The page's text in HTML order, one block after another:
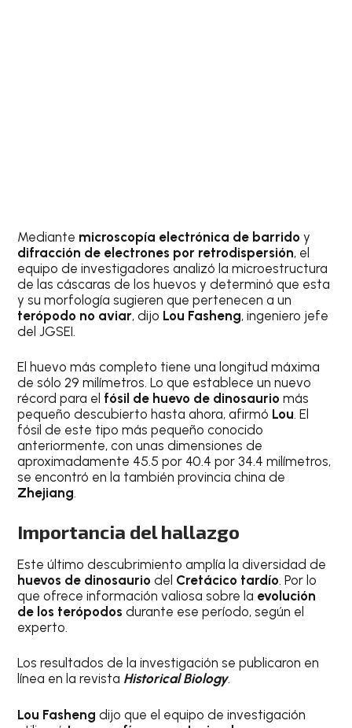
Mediante microscopía electrónica de barrido y
difracción de electrones por retrodispersión, el
equipo de investigadores analizó la microestructura
de las cáscaras de los huevos y determinó que esta
y su morfología sugieren que pertenecen a un
terópodo no aviar, dijo Lou Fasheng, ingeniero jefe
del JGSEI.
El huevo más completo tiene una longitud máxima
de sólo 29 milímetros. Lo que establece un nuevo
récord para el fósil de huevo de dinosaurio más
pequeño descubierto hasta ahora, afirmó Lou. El
fósil de este tipo más pequeño conocido
anteriormente, con unas dimensiones de
aproximadamente 45.5 por 40.4 por 34.4 milímetros,
se encontró en la también provincia china de
Zhejiang.
Importancia del hallazgo
Este último descubrimiento amplía la diversidad de
huevos de dinosaurio del Cretácico tardío. Por lo
que ofrece información valiosa sobre la evolución
de los terópodos durante ese período, según el
experto.
Los resultados de la investigación se publicaron en
línea en la revista Historical Biology.
Lou Fasheng dijo que el equipo de investigación